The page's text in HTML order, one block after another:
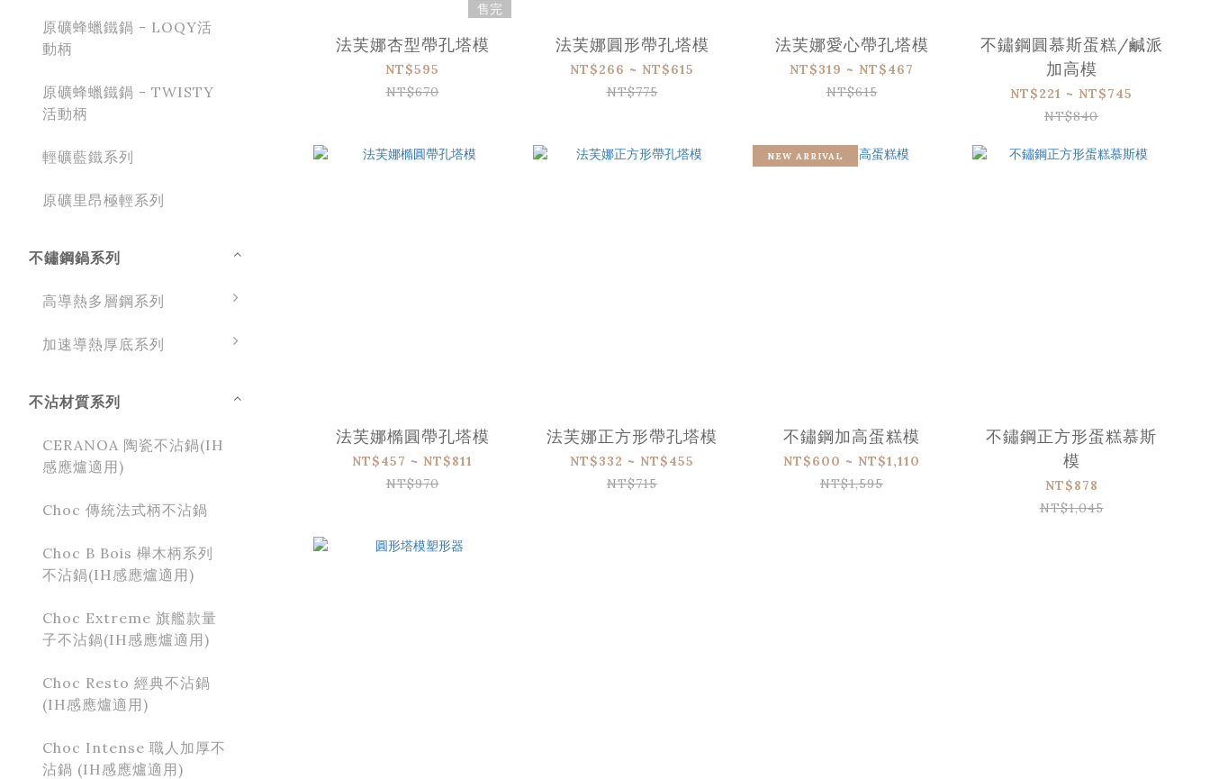
原礦蜂蠟鐵鍋 - LOQY活
動柄
原礦蜂蠟鐵鍋 - TWISTY
活動柄
輕礦藍鐵系列
原礦里昂極輕系列
不鏽鋼鍋系列
高導熱多層鋼系列
加速導熱厚底系列
不沾材質系列
CERANOA 陶瓷不沾鍋(IH
感應爐適用)
Choc 傳統法式柄不沾鍋
Choc B Bois 櫸木柄系列
不沾鍋(IH感應爐適用)
Choc Extreme 旗艦款量
子不沾鍋(IH感應爐適用)
Choc Resto 經典不沾鍋
(IH感應爐適用)
Choc Intense 職人加厚不
沾鍋 (IH感應爐適用)
售完
法芙娜杏型帶孔塔模
NT$595
NT$670
法芙娜圓形帶孔塔模
NT$266 ~ NT$615
NT$775
法芙娜愛心帶孔塔模
NT$319 ~ NT$467
NT$615
不鏽鋼圓慕斯蛋糕/鹹派
加高模
NT$221 ~ NT$745
NT$840
法芙娜橢圓帶孔塔模
NT$457 ~ NT$811
NT$970
法芙娜正方形帶孔塔模
NT$332 ~ NT$455
NT$715
NEW ARRIVAL
不鏽鋼加高蛋糕模
NT$600 ~ NT$1,110
NT$1,595
不鏽鋼正方形蛋糕慕斯
模
NT$878
NT$1,045